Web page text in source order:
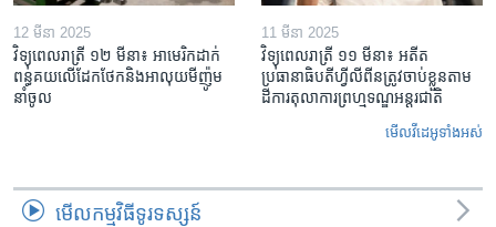
12 មីនា 2025
វិទ្យុពេលរាត្រី ១២ មីនា៖ អាមេរិក​ដាក់​
ពន្ធគយ​លើ​ដែកថែក​និង​អាលុយ​មីញ៉ូម​
នាំចូល
11 មីនា 2025
វិទ្យុពេលរាត្រី ១១ មីនា៖ អតីត​
ប្រធានាធិបតីហ្វីលីពីន​ត្រូវ​ចាប់ខ្លួនតាម
ដីការ​តុលាការ​ព្រហ្មទណ្ឌ​អន្តរជាតិ
មើល​វីដេអូ​ទាំង​អស់
មើល​កម្មវិធី​ទូរទស្សន៍